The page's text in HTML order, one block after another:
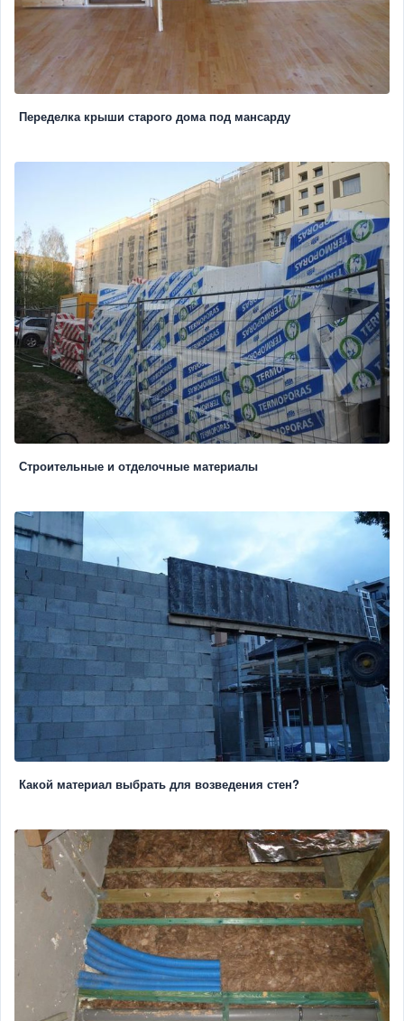
Переделка крыши старого дома под мансарду
Строительные и отделочные материалы
Какой материал выбрать для возведения стен?